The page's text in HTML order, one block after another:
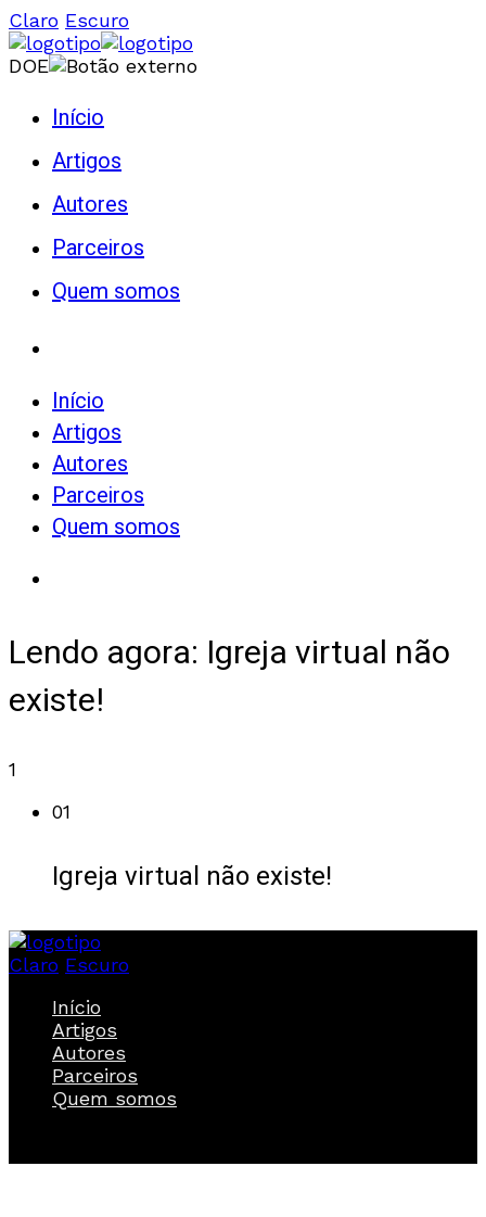
Claro Escuro
DOE
Início
Artigos
Autores
Parceiros
Quem somos
Início
Artigos
Autores
Parceiros
Quem somos
Lendo agora: Igreja virtual não
existe!
1
01
Igreja virtual não existe!
Claro Escuro
Início
Artigos
Autores
Parceiros
Quem somos